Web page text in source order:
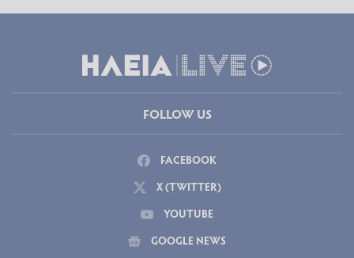
FOLLOW US
FACEBOOK
X (TWITTER)
YOUTUBE
GOOGLE NEWS